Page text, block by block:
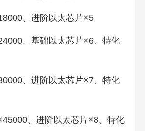
、进阶以太芯片×5
、基础以太芯片×6、特化
、进阶以太芯片×7、特化
、进阶以太芯片×8、特化